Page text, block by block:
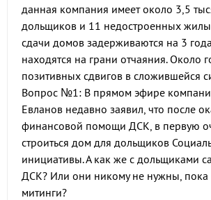
данная компания имеет около 3,5
дольщиков и 11 недостроенных
сдачи домов задерживаются на 3
находятся на грани отчаяния. Около
позитивных сдвигов в сложившейся
Вопрос №1: В прямом эфире
Евланов недавно заявил, что после
финансовой помощи ДСК, в первую
строиться дом для дольщиков
инициативы. А как же с дольщиками
ДСК? Или они никому не нужны, пока
митинги?